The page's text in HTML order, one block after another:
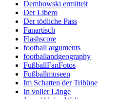
Dembowski ermittelt
Der Libero
Der tödliche Pass
Fanartisch
Flashscore
football arguments
footballandgeography
FußballFanFotos
Fußballmuseen
Im Schatten der Tribüne
In voller Länge